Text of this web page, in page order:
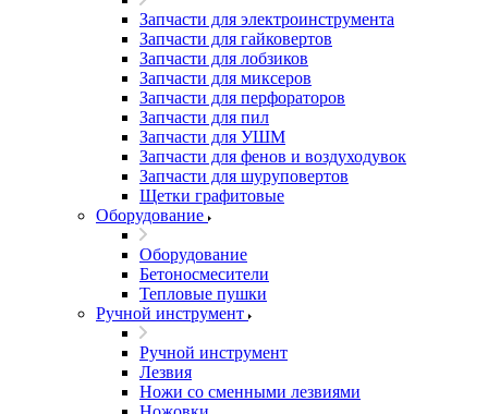
Запчасти для электроинструмента
Запчасти для гайковертов
Запчасти для лобзиков
Запчасти для миксеров
Запчасти для перфораторов
Запчасти для пил
Запчасти для УШМ
Запчасти для фенов и воздуходувок
Запчасти для шуруповертов
Щетки графитовые
Оборудование
Оборудование
Бетоносмесители
Тепловые пушки
Ручной инструмент
Ручной инструмент
Лезвия
Ножи со сменными лезвиями